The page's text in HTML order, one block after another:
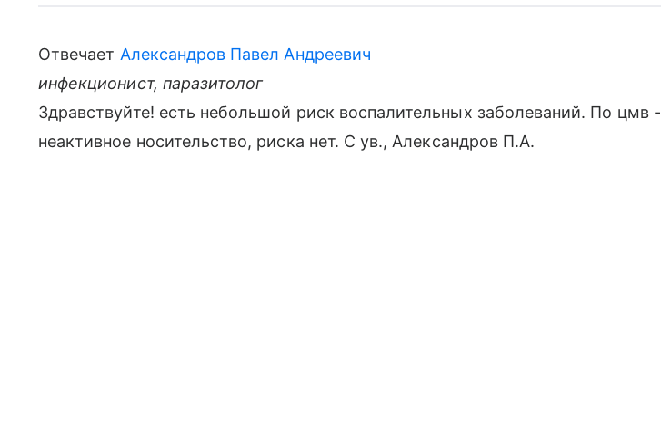
Отвечает Александров Павел Андреевич
инфекционист, паразитолог
Здравствуйте! есть небольшой риск воспалительных заболеваний. По цмв -
неактивное носительство, риска нет. С ув., Александров П.А.